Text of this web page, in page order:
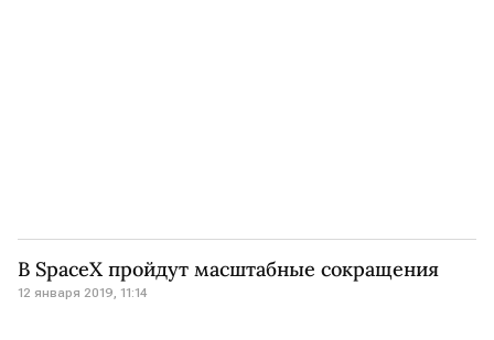
В SpaceX пройдут масштабные сокращения
12 января 2019, 11:14